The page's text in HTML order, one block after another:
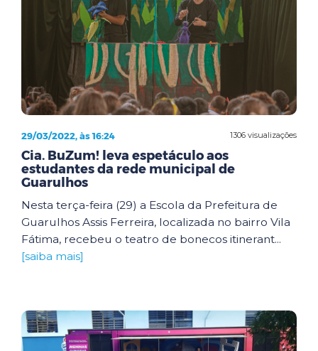
1306 visualizações
29/03/2022, às 16:24
Cia. BuZum! leva espetáculo aos
estudantes da rede municipal de
Guarulhos
Nesta terça-feira (29) a Escola da Prefeitura de
Guarulhos Assis Ferreira, localizada no bairro Vila
Fátima, recebeu o teatro de bonecos itinerant...
[saiba mais]